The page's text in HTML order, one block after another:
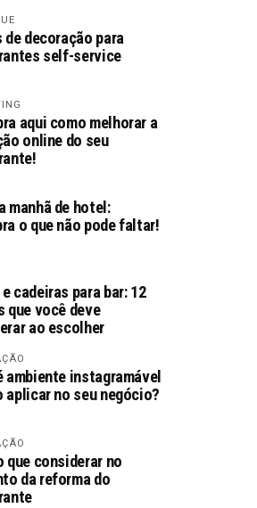
de decoração para
self-service
aqui como melhorar a
online do seu
manhã de hotel:
o que não pode faltar!
cadeiras para bar: 12
que você deve
ao escolher
ambiente instagramável
aplicar no seu negócio?
que considerar no
da reforma do